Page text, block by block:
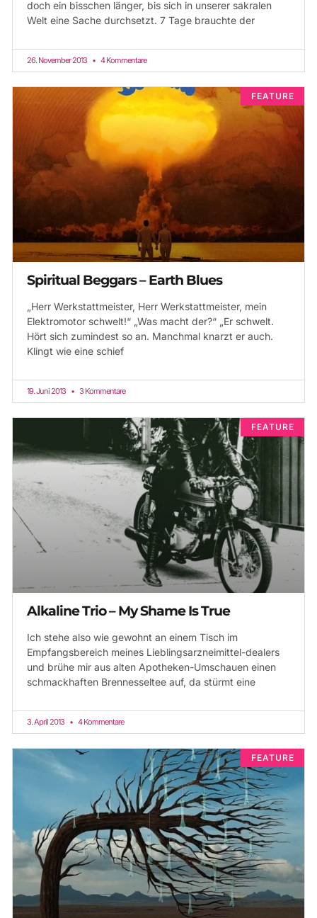
doch ein bisschen länger, bis sich in unserer sakralen
Welt eine Sache durchsetzt. 7 Tage brauchte der
26. November 2013 4 Kommentare
FEATURE
Spiritual Beggars – Earth Blues
„Herr Werkstattmeister, Herr Werkstattmeister, mein
Elektromotor schwelt!“ „Was macht der?“ „Er schwelt.
Hört sich zumindest so an. Manchmal knarzt er auch.
Klingt wie eine schief
19. Juni 2013 3 Kommentare
FEATURE
Alkaline Trio – My Shame Is True
Ich stehe also wie gewohnt an einem Tisch im
Empfangsbereich meines Lieblingsarzneimittel-dealers
und brühe mir aus alten Apotheken-Umschauen einen
schmackhaften Brennesseltee auf, da stürmt eine
3. April 2013 4 Kommentare
FEATURE